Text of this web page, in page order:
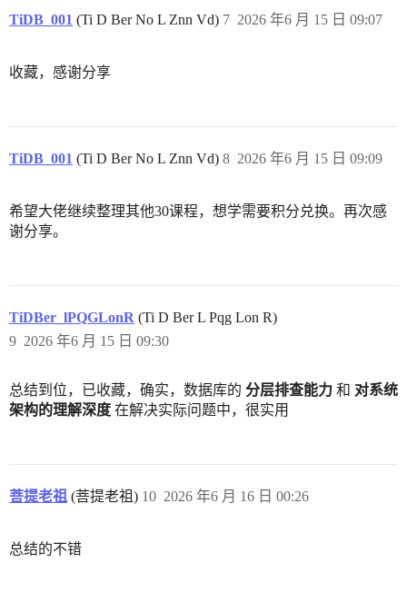
TiDB_001 (Ti D Ber No L Znn Vd) 2026 年6 月 15 日 09:07
7
收藏，感谢分享
TiDB_001 (Ti D Ber No L Znn Vd) 2026 年6 月 15 日 09:09
8
希望大佬继续整理其他30课程，想学需要积分兑换。再次感
谢分享。
TiDBer_lPQGLonR (Ti D Ber L Pqg Lon R)
2026 年6 月 15 日 09:30
9
总结到位，已收藏，确实，数据库的 分层排查能力 和 对系统
架构的理解深度 在解决实际问题中，很实用
菩提老祖 (菩提老祖) 2026 年6 月 16 日 00:26
10
总结的不错